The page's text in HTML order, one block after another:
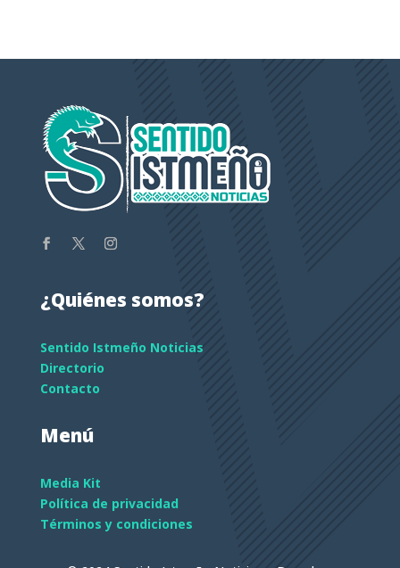
¿Quiénes somos?
Sentido Istmeño Noticias
Directorio
Contacto
Menú
Media Kit
Política de privacidad
Términos y condiciones